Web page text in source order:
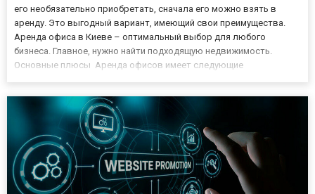
его необязательно приобретать, сначала его можно взять в
аренду. Это выгодный вариант, имеющий свои преимущества.
Аренда офиса в Киеве – оптимальный выбор для любого
бизнеса. Главное, нужно найти подходящую недвижимость.
Основные плюсы Аренда офисов имеет следующие
недвижимость и с мебелью. Следо...